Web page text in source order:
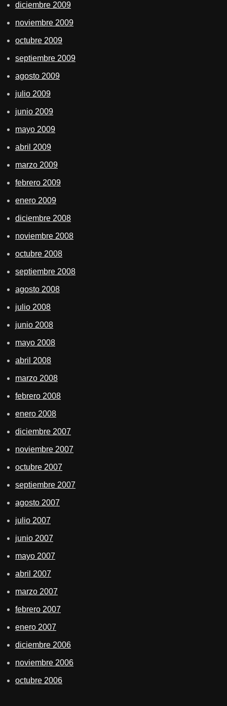
diciembre 2009
noviembre 2009
octubre 2009
septiembre 2009
agosto 2009
julio 2009
junio 2009
mayo 2009
abril 2009
marzo 2009
febrero 2009
enero 2009
diciembre 2008
noviembre 2008
octubre 2008
septiembre 2008
agosto 2008
julio 2008
junio 2008
mayo 2008
abril 2008
marzo 2008
febrero 2008
enero 2008
diciembre 2007
noviembre 2007
octubre 2007
septiembre 2007
agosto 2007
julio 2007
junio 2007
mayo 2007
abril 2007
marzo 2007
febrero 2007
enero 2007
diciembre 2006
noviembre 2006
octubre 2006